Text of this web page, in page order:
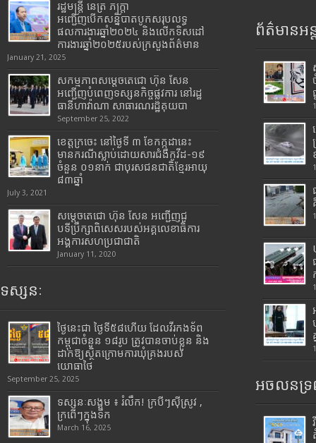
រដ្ឋមន្រ្តី​ នេត្រ​ ភក្ត្រា​
អញ្ជើញបើកសន្និបាតបូកសរុបលទ្ធ
ផលការងារឆ្នាំ២០២៤ និងលើកទិសដៅ
ការងារឆ្នាំ២០២៥របស់​ក្រសួង​ព័ត៌មាន​
January 21, 2025
សកម្មភាពសម្តេចតេជោ ហ៊ុន សែន
អញ្ជើញបំពេញទស្សនកិច្ចផ្លូវការ នៅរដ្ឋ
ធានីហាវ៉ាណា សាធារណរដ្ឋគុយបា
September 25, 2022
ខេត្តក្រចេះ នៅថ្ងៃទី ៣ ខែកក្កដានេះ
មានករណីស្លាប់ដោយសារជំងឺកូវីដ-១៩
ចំនួន ០១នាក់ ជាបុរសជនជាតិខ្មែរអាយុ
៨៣ឆ្នាំ
July 3, 2021
សម្តេចតេជោ ហ៊ុន សែន អញ្ជើញជួ
បទីប្រឹក្សាពិសេសរបស់អគ្គលេខាធិការ
អង្គការសហប្រជាជាតិ
January 11, 2020
ទស្សនៈ
ថ្ងៃនេះជា ថ្ងៃទី៥៨ហើយ ដែលវីរកងទ័ព
កម្ពុជាចំនួន ១៨រូប ត្រូវបានចាប់ខ្លួន និង
ដាក់ឱ្យស្ថិតក្រោមការឃុំគ្រងរបស់
យោធាថៃ
September 25, 2025
ទស្សនៈសង្គម ៖ រំលឹក! ក្របីៗស៊ីស្រូវ ,
ក្រពើៗក្នុងទឹក
March 16, 2025
ព័ត៌មានអន្
អចលនទ្រ